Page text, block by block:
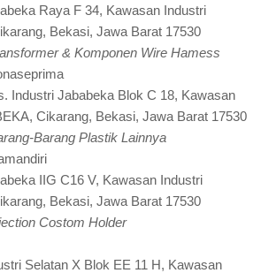
Raya F 34, Kawasan Industri
Bekasi, Jawa Barat 17530
& Komponen Wire Hamess
Industri Jababeka Blok C 18, Kawasan
Cikarang, Bekasi, Jawa Barat 17530
Barang Plastik Lainnya
IIG C16 V, Kawasan Industri
Bekasi, Jawa Barat 17530
Costom Holder
Selatan X Blok EE 11 H, Kawasan